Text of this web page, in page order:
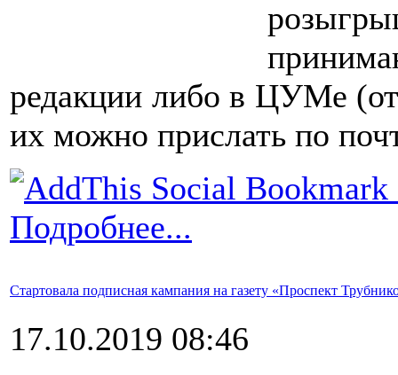
редакции либо в ЦУМе
их можно прислать по
Подробнее...
Стартовала подписная кампания на газету «Проспект
17.10.2019 08:46